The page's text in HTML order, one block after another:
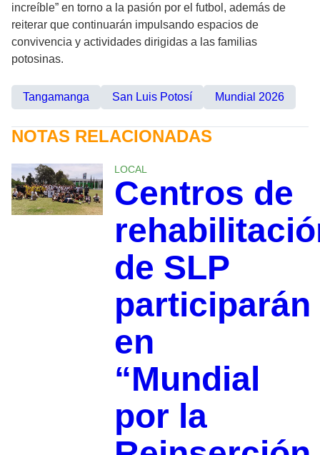
increíble” en torno a la pasión por el futbol, además de
reiterar que continuarán impulsando espacios de
convivencia y actividades dirigidas a las familias
potosinas.
Tangamanga San Luis Potosí Mundial 2026
NOTAS RELACIONADAS
LOCAL
Centros de
de SLP
participarán
en
“Mundial
por la